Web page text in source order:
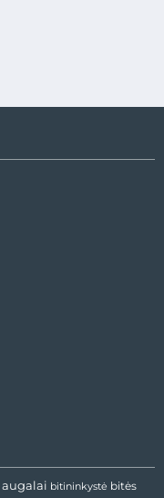
augalai bitininkystė bitės